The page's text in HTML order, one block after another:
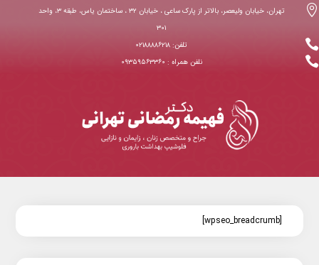

تهران، خیابان ولیعصر، بالاتر از پارک ساعی ، خیابان ۳۲ ، ساختمان یاس، طبقه ۳، واحد
۳۰۱
 تلفن: ۰۲۱۸۸۸۸۶۲۱۸
 نلفن همراه : ۰۹۳۵۹۵۶۳۳۶۰
[wpseo_breadcrumb]